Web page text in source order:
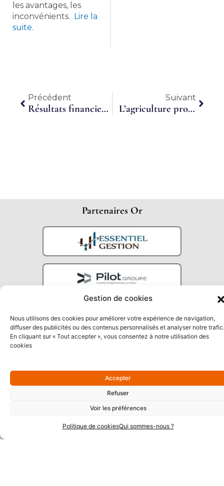
Gestion de cookies
Nous utilisons des cookies pour améliorer votre expérience de navigation,
diffuser des publicités ou des contenus personnalisés et analyser notre trafic.
En cliquant sur « Tout accepter », vous consentez à notre utilisation des
cookies
Accepter
Refuser
Voir les préférences
Politique de cookiesQui sommes-nous ?
les avantages, les
inconvénients.
Lire la
suite.
Précédent
Précédent
Résultats financiers 2017 du groupe Finaxim
Suivant
L’agriculture propose 250 emplois immédiatement en Eure-et-Loir
Partenaires Or